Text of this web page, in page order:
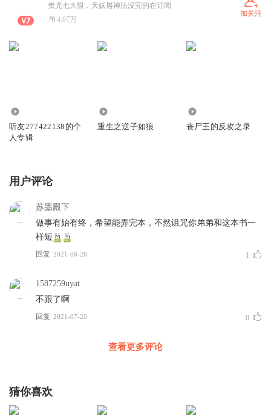
蚩尤七大恨，天妖屠神法没完的在订阅
4.07万
加关注
听友277422138的个
人专辑
重生之逆子如狼 丧尸王的反攻之录
用户评论
苏墨殿下
做事有始有终，希望能弄完本，不然诅咒你弟弟和这本书一
样短
回复 2021-06-26 1
1587259uyat
不跟了啊
回复 2021-07-20 0
查看更多评论
猜你喜欢